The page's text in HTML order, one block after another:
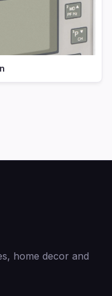
home decor and